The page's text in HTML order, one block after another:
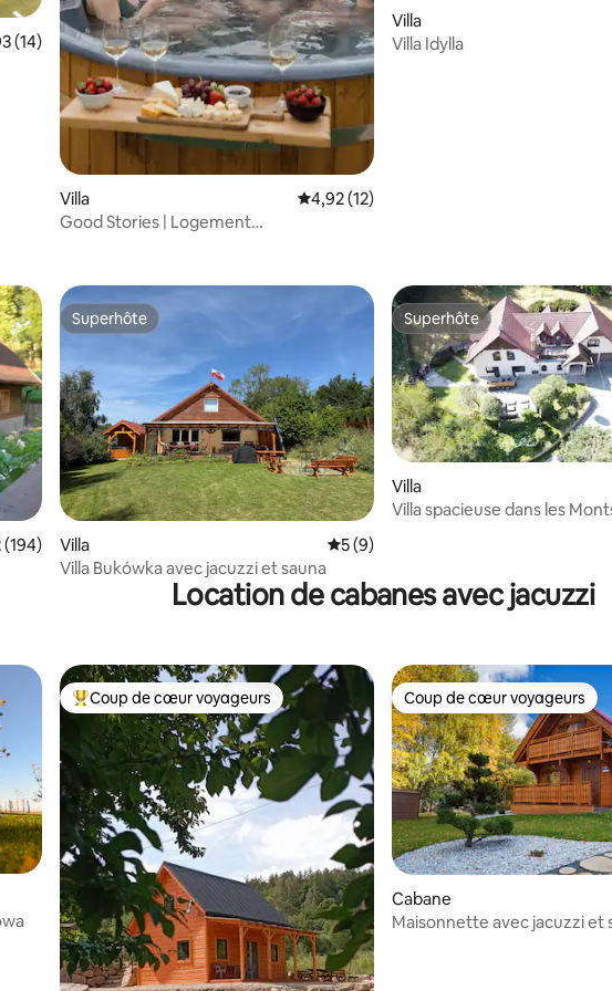
moyenne sur la base de 14 commentaires : 4,93 sur 5
(14)
Villa Évaluation moyenne sur la base de 12
4,92 (12)
Good Stories | Logement
Villa
Villa Idylla
moyenne sur la base de 194 commentaires : 4,82 sur 5
(194)
Superhôte
Superhôte
Villa Évaluation moyenne sur la base de 9
5 (9)
Villa Bukówka avec jacuzzi et sauna
Superhôte
Superhôte
Villa
Villa spacieuse dans les
Location de cabanes avec jacuzzi
Coups de cœur voyageurs les plus appréciés
Coup de cœur voyageurs Coup de cœur voyageurs
Coup de cœur voyageurs
Cabane
Maisonnette avec jacuzzi et